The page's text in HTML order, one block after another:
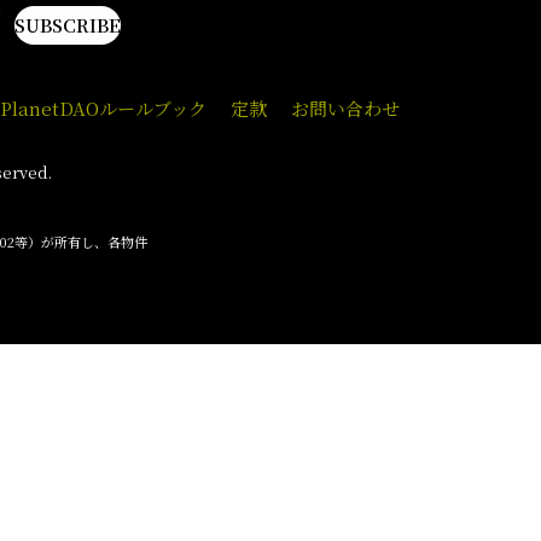
SUBSCRIBE
PlanetDAOルールブック 定款 お問い合わせ
等）が所有し、各物件